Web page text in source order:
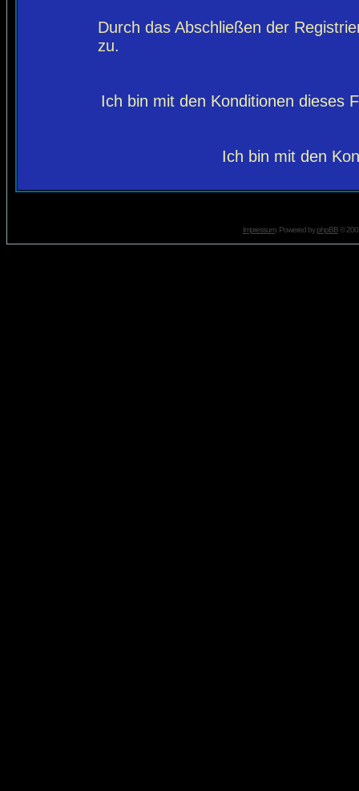
Durch das Abschließen der
zu.
Ich bin mit den Konditionen dieses
Ich bin mit den
Impressum. Powered byphpBB©